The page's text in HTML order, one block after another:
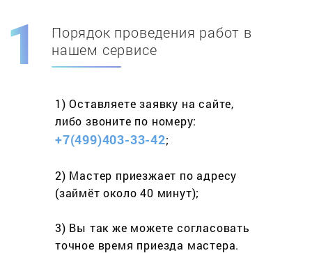
Скидка при первомзаказе на адрес
составит 15%
Работаем более 10 лет
весь спектр услуг
Порядок проведения работ в
нашем сервисе
1) Оставляете заявку на сайте,
либо звоните по номеру:
+7(499)403-33-42;
2) Мастер приезжает по адресу
(займёт около 40 минут);
3) Вы так же можете согласовать
точное время приезда мастера.